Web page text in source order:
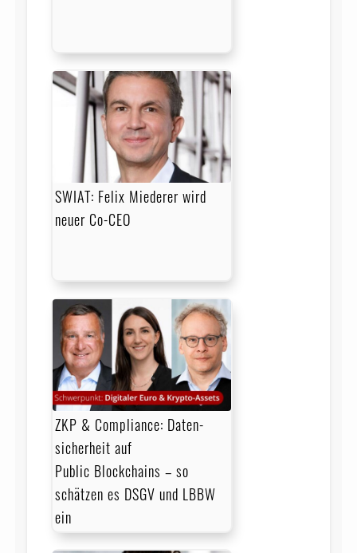
SWIAT: Felix Miederer wird
neuer Co-CEO
ZKP & Compliance: Daten­
sicher­heit auf
Public Blockchains – so
schätzen es DSGV und LBBW
ein